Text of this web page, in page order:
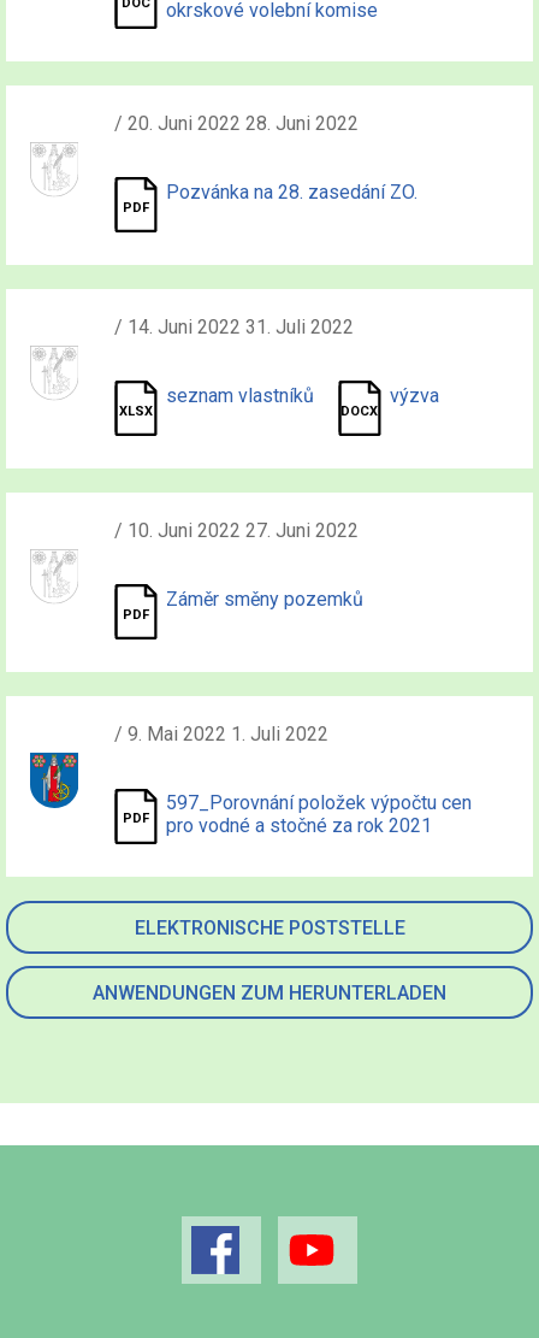
ELEKTRONISCHE POSTSTELLE
ANWENDUNGEN ZUM HERUNTERLADEN
okrskové volební komise
/ 20. Juni 2022 28. Juni 2022
Pozvánka na 28. zasedání ZO.
/ 14. Juni 2022 31. Juli 2022
seznam vlastníků výzva
/ 10. Juni 2022 27. Juni 2022
Záměr směny pozemků
/ 9. Mai 2022 1. Juli 2022
597_Porovnání položek výpočtu cen
pro vodné a stočné za rok 2021